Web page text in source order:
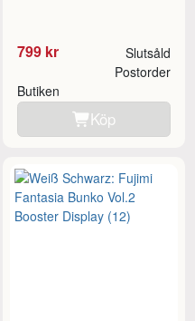
799 kr Slutsåld
Butiken
Postorder
Köp